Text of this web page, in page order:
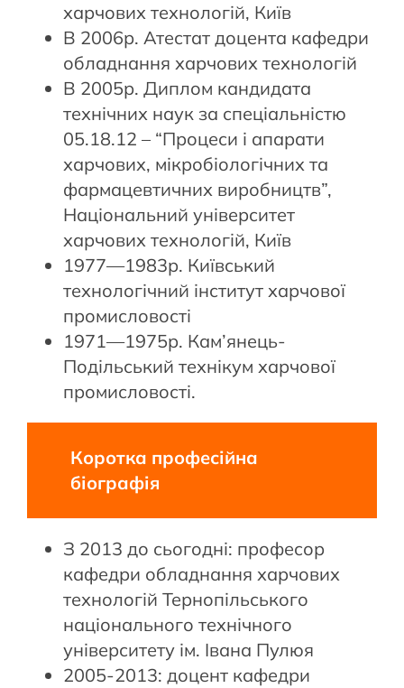
харчових технологій, Київ
В 2006р. Атестат доцента кафедри
обладнання харчових технологій
В 2005р. Диплом кандидата
технічних наук за спеціальністю
05.18.12 – “Процеси і апарати
харчових, мікробіологічних та
фармацевтичних виробництв”,
Національний університет
харчових технологій, Київ
1977—1983р. Київський
технологічний інститут харчової
промисловості
1971—1975р. Кам’янець-
Подільський технікум харчової
промисловості.
Коротка професійна
біографія
З 2013 до сьогодні: професор
кафедри обладнання харчових
технологій Тернопільського
національного технічного
університету ім. Івана Пулюя
2005-2013: доцент кафедри